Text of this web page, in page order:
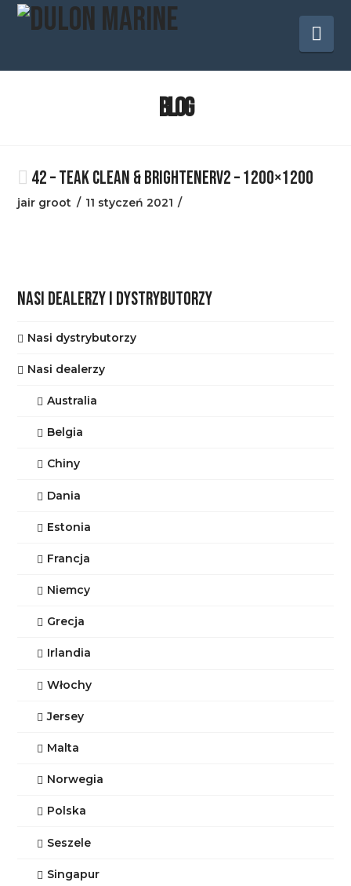
BLOG
42 – TEAK CLEAN & BRIGHTENERV2 – 1200×1200
jair groot 11 styczeń 2021
NASI DEALERZY I DYSTRYBUTORZY
Nasi dystrybutorzy
Nasi dealerzy
Australia
Belgia
Chiny
Dania
Estonia
Francja
Niemcy
Grecja
Irlandia
Włochy
Jersey
Malta
Norwegia
Polska
Seszele
Singapur